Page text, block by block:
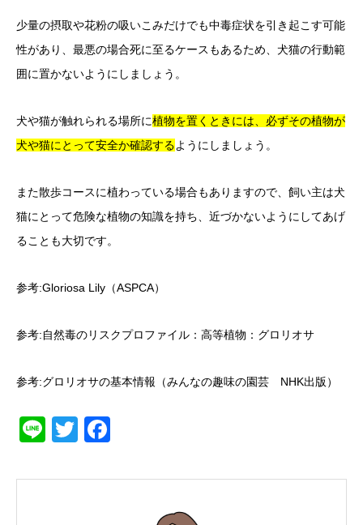
少量の摂取や花粉の吸いこみだけでも中毒症状を引き起こす可能
性があり、最悪の場合死に至るケースもあるため、犬猫の行動範
囲に置かないようにしましょう。
犬や猫が触れられる場所に植物を置くときには、必ずその植物が
犬や猫にとって安全か確認するようにしましょう。
また散歩コースに植わっている場合もありますので、飼い主は犬
猫にとって危険な植物の知識を持ち、近づかないようにしてあげ
ることも大切です。
参考:Gloriosa Lily（ASPCA）
参考:自然毒のリスクプロファイル：高等植物：グロリオサ
参考:グロリオサの基本情報（みんなの趣味の園芸 NHK出版）
LineTwitter